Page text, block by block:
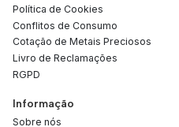
Política de Cookies
Conflitos de Consumo
Cotação de Metais Preciosos
Livro de Reclamações
RGPD
Informação
Sobre nós